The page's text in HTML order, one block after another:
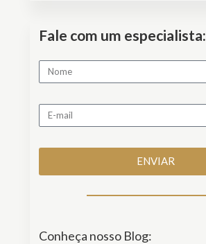
Fale com um especialista:
ENVIAR
Conheça nosso Blog: